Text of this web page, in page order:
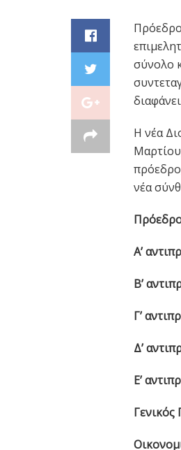
σύνολο
Η νέα
νέα
Α’
Β’
Γ’
Δ’
E’
Γενικός